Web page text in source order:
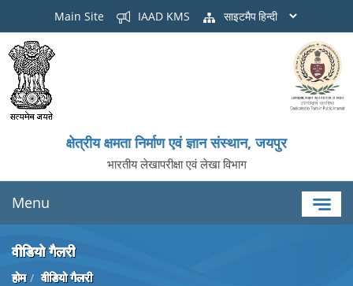
Main Site IAAD KMS साइटमैप
क्षेत्रीय क्षमता निर्माण एवं ज्ञान संस्थान, जयपुर
भारतीय लेखापरीक्षा एवं लेखा विभाग
Menu
वीडियो गैलरी
होम वीडियो गैलरी